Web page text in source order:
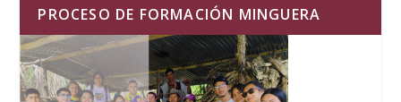
PROCESO DE FORMACIÓN MINGUERA